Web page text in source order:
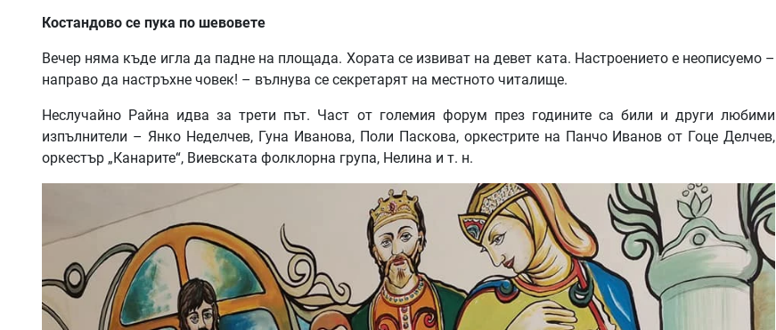
Костандово се пука по шевовете
Вечер няма къде игла да падне на площада. Хората се извиват на девет ката. Настроението е неописуемо –
направо да настръхне човек! – вълнува се секретарят на местното читалище.
Неслучайно Райна идва за трети път. Част от големия форум през годините са били и други любими
изпълнители – Янко Неделчев, Гуна Иванова, Поли Паскова, оркестрите на Панчо Иванов от Гоце Делчев,
оркестър „Канарите“, Виевската фолклорна група, Нелина и т. н.